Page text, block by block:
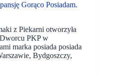
Gorąco Posiadam.
z Piekarni otworzyła
PKP w
marka posiada posiada
Bydgoszczy,